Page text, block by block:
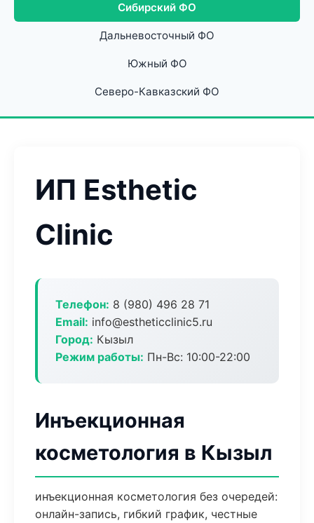
Сибирский ФО
Дальневосточный ФО
Южный ФО
Северо-Кавказский ФО
ИП Esthetic
Clinic
Телефон: 8 (980) 496 28 71
Email: info@estheticclinic5.ru
Город: Кызыл
Режим работы: Пн-Вс: 10:00-22:00
Инъекционная
косметология в Кызыл
инъекционная косметология без очередей:
онлайн-запись, гибкий график, честные